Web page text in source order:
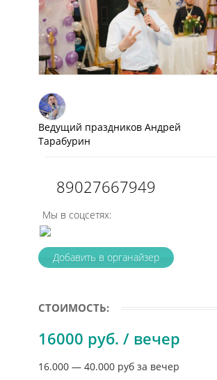
Ведущий праздников Андрей
Тарабурин
89027667949
Мы в соцсетях:
Добавить в органайзер
СТОИМОСТЬ:
16000 руб. / вечер
16.000 — 40.000 руб за вечер